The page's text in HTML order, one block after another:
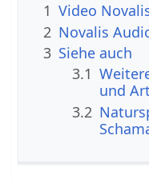
1 Video
2 Novalis
3 Siehe auch
3.1
und
3.2